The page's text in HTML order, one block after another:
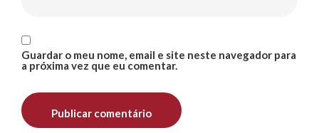
Guardar o meu nome, email e site neste navegador para
a próxima vez que eu comentar.